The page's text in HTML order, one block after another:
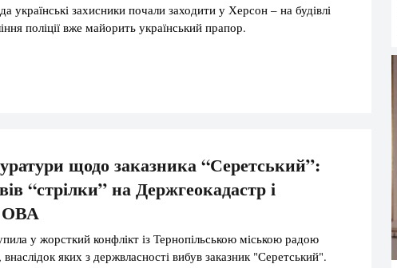
українські захисники почали заходити у Херсон – на будівлі
поліції вже майорить український прапор.
щодо заказника “Серетський”:
“стрілки” на Держгеокадастр і
ОВА
у жорсткий конфлікт із Тернопільською міською радою
яких з держвласності вибув заказник "Серетський".